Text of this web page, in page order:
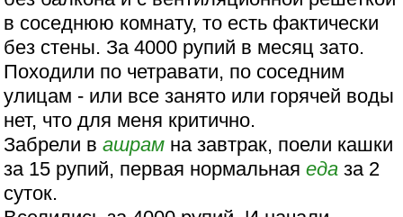
в соседнюю комнату, то есть фактически
без стены. За 4000 рупий в месяц зато.
Походили по четравати, по соседним
улицам - или все занято или горячей воды
нет, что для меня критично.
Забрели вашрам на завтрак, поели кашки
за 15 рупий, первая нормальнаяеда за 2
суток.